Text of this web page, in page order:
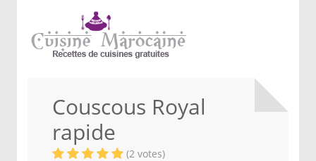
Couscous Royal
rapide
(2 votes)